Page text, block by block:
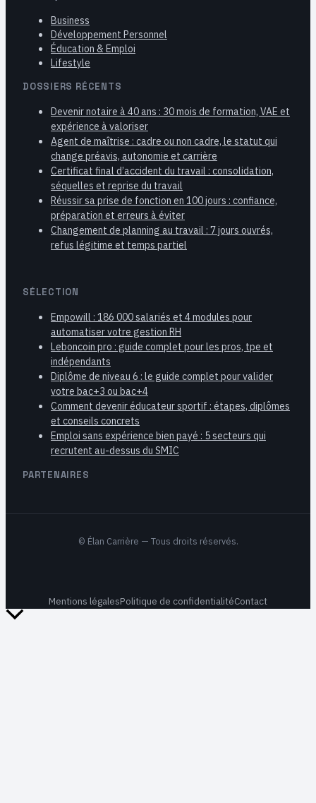
Business
Développement Personnel
Éducation & Emploi
Lifestyle
DOSSIERS RÉCENTS
Devenir notaire à 40 ans : 30 mois de formation, VAE et
expérience à valoriser
Agent de maîtrise : cadre ou non cadre, le statut qui
change préavis, autonomie et carrière
Certificat final d’accident du travail : consolidation,
séquelles et reprise du travail
Réussir sa prise de fonction en 100 jours : confiance,
préparation et erreurs à éviter
Changement de planning au travail : 7 jours ouvrés,
refus légitime et temps partiel
SÉLECTION
Empowill : 186 000 salariés et 4 modules pour
automatiser votre gestion RH
Leboncoin pro : guide complet pour les pros, tpe et
indépendants
Diplôme de niveau 6 : le guide complet pour valider
votre bac+3 ou bac+4
Comment devenir éducateur sportif : étapes, diplômes
et conseils concrets
Emploi sans expérience bien payé : 5 secteurs qui
recrutent au-dessus du SMIC
PARTENAIRES
© Élan Carrière — Tous droits réservés.
Mentions légalesPolitique de confidentialitéContact